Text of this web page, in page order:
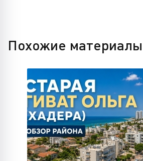
Похожие материалы